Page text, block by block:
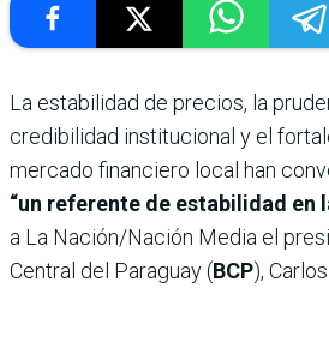
La estabilidad de precios, la
credibilidad institucional y el
mercado financiero local han
“un referente de estabilidad en
a La Nación/Nación Media el
Central del Paraguay (BCP),